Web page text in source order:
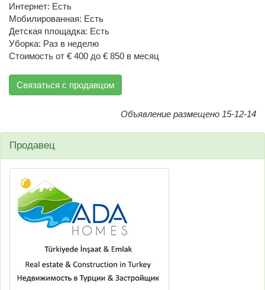
Интернет: Есть
Мобилированная: Есть
Детская площадка: Есть
Уборка: Раз в неделю
Стоимость от € 400 до € 850 в месяц
Связаться с продавцом
Объявление размещено 15-12-14
Продавец